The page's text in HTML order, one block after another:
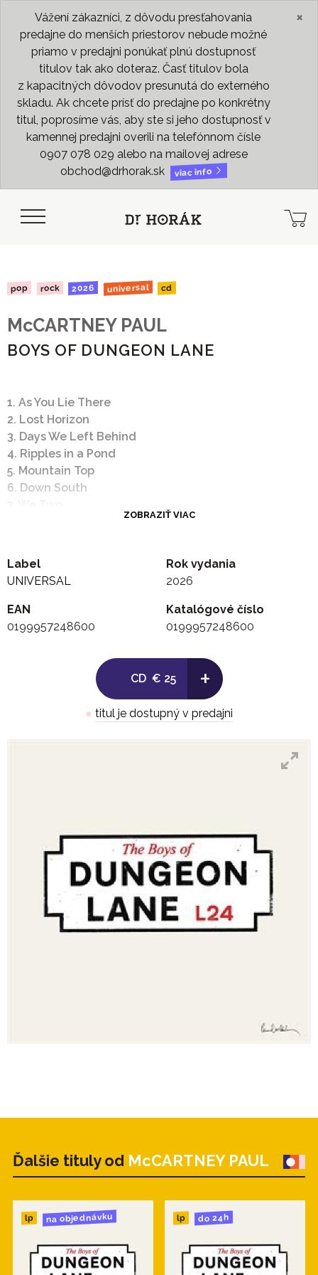
Vážení zákazníci, z dôvodu presťahovania
predajne do menších priestorov nebude možné
priamo v predajni ponúkať plnú dostupnosť
titulov tak ako doteraz. Časť titulov bola
z kapacitných dôvodov presunutá do externého
skladu. Ak chcete prísť do predajne po konkrétny
titul, poprosíme vás, aby ste si jeho dostupnosť v
kamennej predajni overili na telefónnom čísle
0907 078 029 alebo na mailovej adrese
obchod@drhorak.sk
viac info
×
pop rock 2026 universal cd
McCARTNEY PAUL
BOYS OF DUNGEON LANE
1. As You Lie There
2. Lost Horizon
3. Days We Left Behind
4. Ripples in a Pond
5. Mountain Top
6. Down South
10. Home to Us
11. Life Can Be Hard
13. Sailsman Saint
14. Momma Gets By
and revealing glimpses into memories never before
shared, along with some newly inspired love songs,
our time. These extraordinary new songs find Paul
writing with rare openness about his childhood in
and early adventures shared with George Harrison
ZOBRAZIŤ VIAC
Label
UNIVERSAL
Rok vydania
2026
EAN
0199957248600
Katalógové číslo
0199957248600
CD € 25 +
● titul je dostupný v predajni
Ďalšie tituly od McCARTNEY PAUL
lp na objednávku lp do 24h